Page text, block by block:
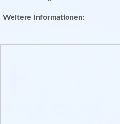
Weitere Informationen: